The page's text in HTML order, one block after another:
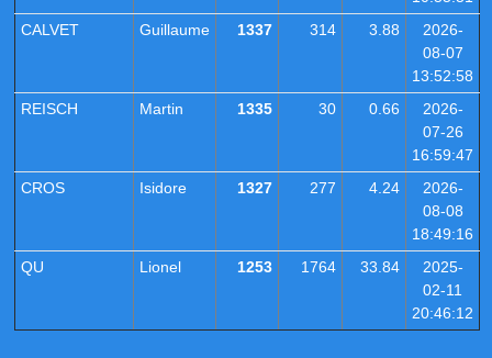
CALVET
Guillaume 1337 314 3.88
2026-
08-07
13:52:58
REISCH
Martin 1335 30 0.66
2026-
07-26
16:59:47
CROS
Isidore 1327 277 4.24
2026-
08-08
18:49:16
QU
Lionel 1253 1764 33.84
2025-
02-11
20:46:12